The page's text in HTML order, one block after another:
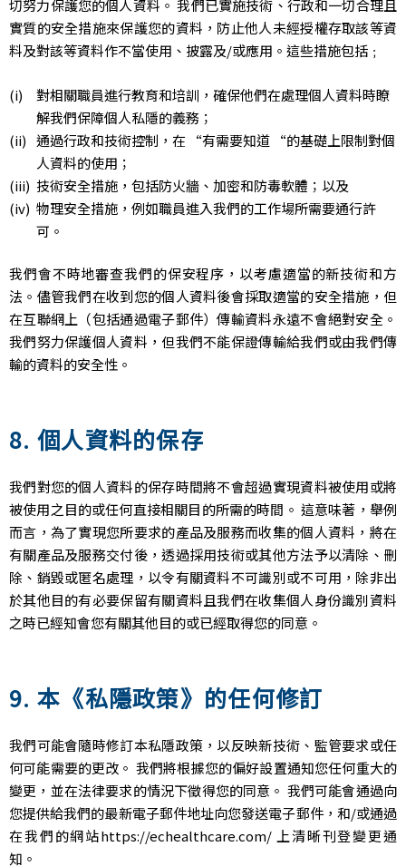
切努力保護您的個人資料。 我們已實施技術、行政和一切合理且
實質的安全措施來保護您的資料，防止他人未經授權存取該等資
料及對該等資料作不當使用、披露及/或應用。這些措施包括﹔
對相關職員進行教育和培訓，確保他們在處理個人資料時瞭
解我們保障個人私隱的義務；
通過行政和技術控制，在 “有需要知道 “的基礎上限制對個
人資料的使用；
技術安全措施，包括防火牆、加密和防毒軟體；以及
物理安全措施，例如職員進入我們的工作場所需要通行許
可。
我們會不時地審查我們的保安程序，以考慮適當的新技術和方
法。儘管我們在收到您的個人資料後會採取適當的安全措施，但
在互聯網上（包括通過電子郵件）傳輸資料永遠不會絕對安全。
我們努力保護個人資料，但我們不能保證傳輸給我們或由我們傳
輸的資料的安全性。
8. 個人資料的保存
我們對您的個人資料的保存時間將不會超過實現資料被使用或將
被使用之目的或任何直接相關目的所需的時間。 這意味著，舉例
而言，為了實現您所要求的產品及服務而收集的個人資料，將在
有關產品及服務交付後，透過採用技術或其他方法予以清除、刪
除、銷毀或匿名處理，以令有關資料不可識別或不可用，除非出
於其他目的有必要保留有關資料且我們在收集個人身份識別資料
之時已經知會您有關其他目的或已經取得您的同意。
9. 本《私隱政策》的任何修訂
我們可能會隨時修訂本私隱政策，以反映新技術、監管要求或任
何可能需要的更改。 我們將根據您的偏好設置通知您任何重大的
變更，並在法律要求的情況下徵得您的同意。 我們可能會通過向
您提供給我們的最新電子郵件地址向您發送電子郵件，和/或通過
在我們的網站https://echealthcare.com/ 上清晰刊登變更通
知。